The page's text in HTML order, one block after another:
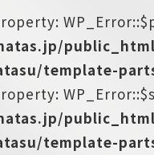
template-
template-